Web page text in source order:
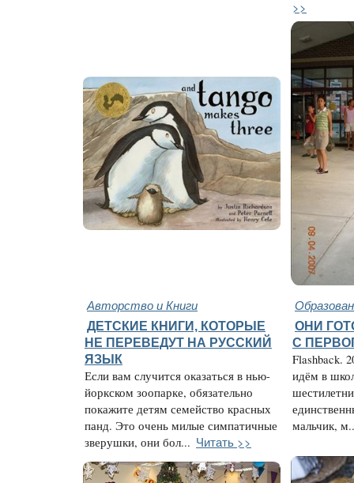
>>
Авторство и Книги
ДЕТСКИЕ КНИГИ, КОТОРЫЕ
НЕ ПЕРЕВЕДУТ НА РУССКИЙ
ЯЗЫК
Если вам случится оказаться в нью-
йоркском зоопарке, обязательно
покажите детям семейство красных
панд. Это очень милые симпатичные
зверушки, они бол... Читать >>
ОНИ
С
Flashback.
идём в
мальчик,